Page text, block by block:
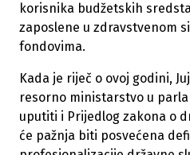
korisnika budžetskih
zaposlene u zdravstvenom
fondovima.
Kada je riječ o ovoj godini,
resorno ministarstvo u
uputiti i Prijedlog zakona o
će pažnja biti posvećena